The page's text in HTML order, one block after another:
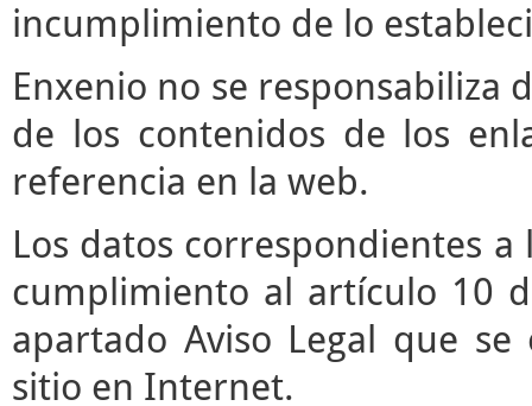
incumplimiento de lo
Enxenio no se responsabiliza
de los contenidos de los
referencia en la web.
Los datos correspondientes
cumplimiento al artículo 10
apartado Aviso Legal que
sitio en Internet.